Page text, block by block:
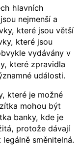
hlavních
nejmenší a
které jsou větší
které jsou
vydávány v
které zpravidla
události.
které je možné
mohou být
banky, kde je
protože dávají
směnitelná.